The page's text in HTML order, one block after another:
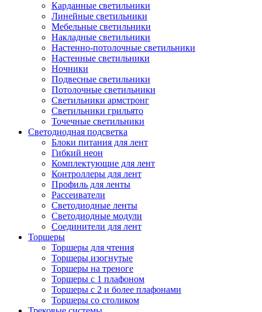
Карданные светильники
Линейные светильники
Мебельные светильники
Накладные светильники
Настенно-потолочные светильники
Настенные светильники
Ночники
Подвесные светильники
Потолочные светильники
Светильники армстронг
Светильники грильято
Точечные светильники
Светодиодная подсветка
Блоки питания для лент
Гибкий неон
Комплектующие для лент
Контроллеры для лент
Профиль для ленты
Рассеиватели
Светодиодные ленты
Светодиодные модули
Соединители для лент
Торшеры
Торшеры для чтения
Торшеры изогнутые
Торшеры на треноге
Торшеры с 1 плафоном
Торшеры с 2 и более плафонами
Торшеры со столиком